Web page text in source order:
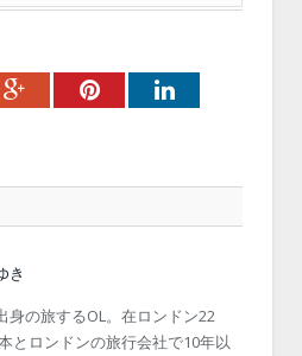
Google+PinterestLinkedIn
き
身の旅するOL。在ロンドン22
とロンドンの旅行会社で10年以